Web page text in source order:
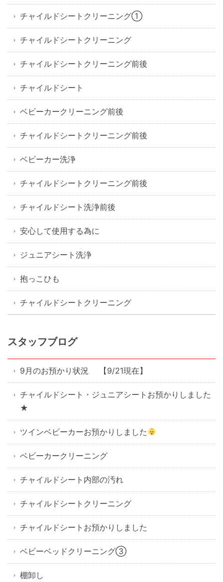
チャイルドシートクリーニング①
チャイルドシートクリーニング
チャイルドシートクリーニング前後
チャイルドシート
ベビーカークリーニング前後
チャイルドシートクリーニング前後
ベビーカー洗浄
チャイルドシートクリーニング前後
チャイルドシート洗浄前後
安心して使用する為に
ジュニアシート洗浄
抱っこひも
チャイルドシートクリーニング
スタッフブログ
9月のお預かり状況 【9/21現在】
チャイルドシート・ジュニアシートお預かりしました
★
ツインベビーカーお預かりしました
ベビーカークリーニング
チャイルドシート内部の汚れ
チャイルドシートクリーニング
チャイルドシートお預かりしました
ベビーベッドクリーニング③
棚卸し